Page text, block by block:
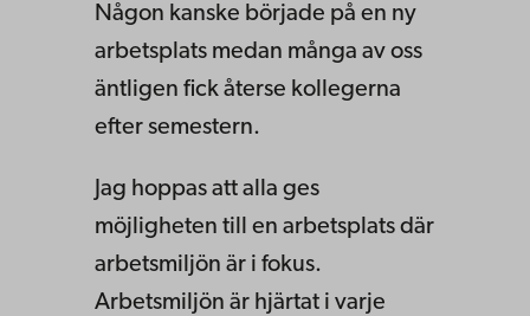
Någon kanske började på en ny
arbetsplats medan många av oss
äntligen fick återse kollegerna
efter semestern.
Jag hoppas att alla ges
möjligheten till en arbetsplats där
arbetsmiljön är i fokus.
Arbetsmiljön är hjärtat i varje